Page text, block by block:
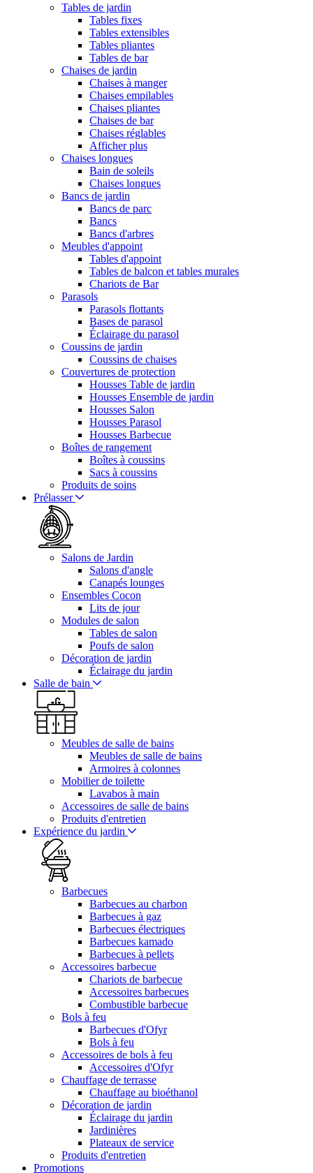
Tables de jardin
Tables fixes
Tables extensibles
Tables pliantes
Tables de bar
Chaises de jardin
Chaises à manger
Chaises empilables
Chaises pliantes
Chaises de bar
Chaises réglables
Afficher plus
Chaises longues
Bain de soleils
Chaises longues
Bancs de jardin
Bancs de parc
Bancs
Bancs d'arbres
Meubles d'appoint
Tables d'appoint
Tables de balcon et tables murales
Chariots de Bar
Parasols
Parasols flottants
Bases de parasol
Éclairage du parasol
Coussins de jardin
Coussins de chaises
Couvertures de protection
Housses Table de jardin
Housses Ensemble de jardin
Housses Salon
Housses Parasol
Housses Barbecue
Boîtes de rangement
Boîtes à coussins
Sacs à coussins
Produits de soins
Prélasser
Salons de Jardin
Salons d'angle
Canapés lounges
Ensembles Cocon
Lits de jour
Modules de salon
Tables de salon
Poufs de salon
Décoration de jardin
Éclairage du jardin
Salle de bain
Meubles de salle de bains
Meubles de salle de bains
Armoires à colonnes
Mobilier de toilette
Lavabos à main
Accessoires de salle de bains
Produits d'entretien
Expérience du jardin
Barbecues
Barbecues au charbon
Barbecues à gaz
Barbecues électriques
Barbecues kamado
Barbecues à pellets
Accessoires barbecue
Chariots de barbecue
Accessoires barbecues
Combustible barbecue
Bols à feu
Barbecues d'Ofyr
Bols à feu
Accessoires de bols à feu
Accessoires d'Ofyr
Chauffage de terrasse
Chauffage au bioéthanol
Décoration de jardin
Éclairage du jardin
Jardinières
Plateaux de service
Produits d'entretien
Promotions